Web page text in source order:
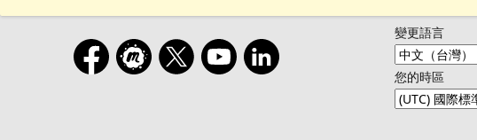
變更語言
您的時區